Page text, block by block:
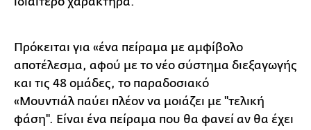
Πρόκειται για «ένα πείραμα με αμφίβολο
αποτέλεσμα, αφού με το νέο σύστημα διεξαγωγής
και τις 48 ομάδες, το παραδοσιακό
«Μουντιάλ παύει πλέον να μοιάζει με ''τελική
φάση''. Είναι ένα πείραμα που θα φανεί αν θα έχει